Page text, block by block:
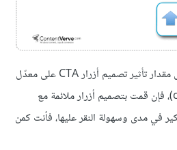
بشكل مفصّل مقدار تأثير تصميم أزرار CTA على معدّل
التحويل (conversion rate)، فإن قمت بتصميم أزرار ملائمة مع
في مدى وسهولة النقر عليها، فأنت كمن